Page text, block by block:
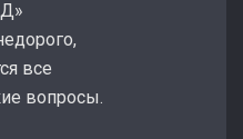
все
вопросы.